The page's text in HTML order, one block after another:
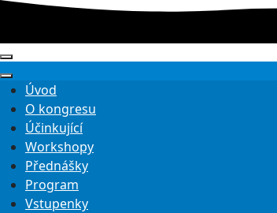
Úvod
O kongresu
Účinkující
Workshopy
Přednášky
Program
Vstupenky